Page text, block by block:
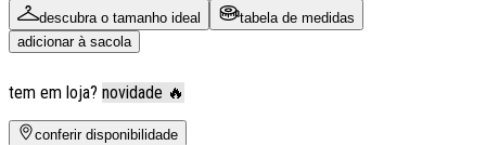
descubra o tamanho ideal
tabela de medidas
adicionar à sacola
tem em loja? novidade 🔥
conferir disponibilidade